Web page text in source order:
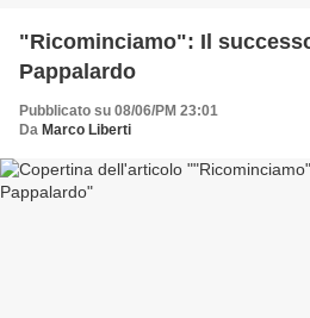
"Ricominciamo": Il
Pappalardo
Pubblicato su 08/06/PM 23:01
Da Marco Liberti